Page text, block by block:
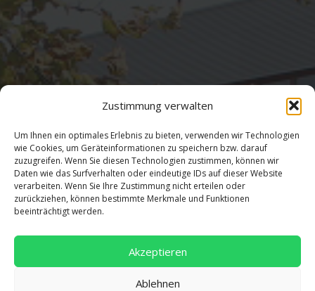
Zustimmung verwalten
Um Ihnen ein optimales Erlebnis zu bieten, verwenden wir Technologien
wie Cookies, um Geräteinformationen zu speichern bzw. darauf
zuzugreifen. Wenn Sie diesen Technologien zustimmen, können wir
Daten wie das Surfverhalten oder eindeutige IDs auf dieser Website
verarbeiten. Wenn Sie Ihre Zustimmung nicht erteilen oder
zurückziehen, können bestimmte Merkmale und Funktionen
beeinträchtigt werden.
Akzeptieren
Ablehnen
Adresse
Salentinstr. 12
56626 Andernach
02632/96560